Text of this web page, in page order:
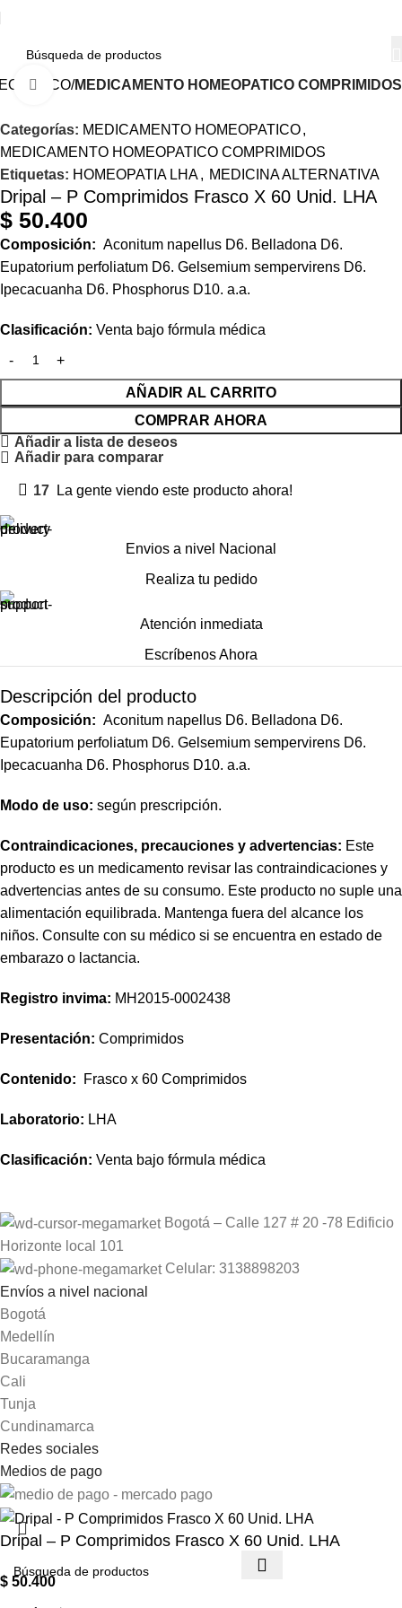
MEDICAMENTO HOMEOPATICO COMPRIMIDOS
Haga Click para agrandar
Categorías: MEDICAMENTO HOMEOPATICO,
MEDICAMENTO HOMEOPATICO COMPRIMIDOS
Etiquetas: HOMEOPATIA LHA, MEDICINA ALTERNATIVA
Dripal – P Comprimidos Frasco X 60 Unid. LHA
$ 50.400
Composición: Aconitum napellus D6. Belladona D6.
Eupatorium perfoliatum D6. Gelsemium sempervirens D6.
Ipecacuanha D6. Phosphorus D10. a.a.
Clasificación: Venta bajo fórmula médica
AÑADIR AL CARRITO
COMPRAR AHORA
Añadir a lista de deseos
Añadir para comparar
17 La gente viendo este producto ahora!
Envios a nivel Nacional
Realiza tu pedido
Atención inmediata
Escríbenos Ahora
Descripción del producto
Composición: Aconitum napellus D6. Belladona D6.
Eupatorium perfoliatum D6. Gelsemium sempervirens D6.
Ipecacuanha D6. Phosphorus D10. a.a.
Modo de uso: según prescripción.
Contraindicaciones, precauciones y advertencias: Este
producto es un medicamento revisar las contraindicaciones y
advertencias antes de su consumo. Este producto no suple una
alimentación equilibrada. Mantenga fuera del alcance los
niños. Consulte con su médico si se encuentra en estado de
embarazo o lactancia.
Registro invima: MH2015-0002438
Presentación: Comprimidos
Contenido: Frasco x 60 Comprimidos
Laboratorio: LHA
Clasificación: Venta bajo fórmula médica
Bogotá – Calle 127 # 20 -78 Edificio
Horizonte local 101
Celular: 3138898203
Envíos a nivel nacional
Bogotá
Medellín
Bucaramanga
Cali
Tunja
Cundinamarca
Redes sociales
Medios de pago
Dripal – P Comprimidos Frasco X 60 Unid. LHA
$ 50.400